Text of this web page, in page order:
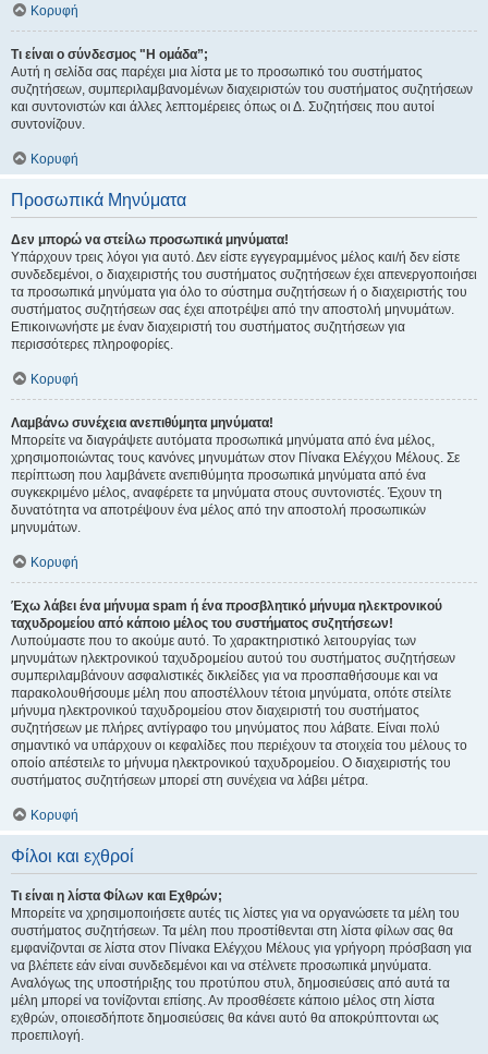
Κορυφή
Τι είναι ο σύνδεσμος "Η ομάδα”;
Αυτή η σελίδα σας παρέχει μια λίστα με το προσωπικό του συστήματος
συζητήσεων, συμπεριλαμβανομένων διαχειριστών του συστήματος συζητήσεων
και συντονιστών και άλλες λεπτομέρειες όπως οι Δ. Συζητήσεις που αυτοί
συντονίζουν.
Κορυφή
Προσωπικά Μηνύματα
Δεν μπορώ να στείλω προσωπικά μηνύματα!
Υπάρχουν τρεις λόγοι για αυτό. Δεν είστε εγγεγραμμένος μέλος και/ή δεν είστε
συνδεδεμένοι, ο διαχειριστής του συστήματος συζητήσεων έχει απενεργοποιήσει
τα προσωπικά μηνύματα για όλο το σύστημα συζητήσεων ή ο διαχειριστής του
συστήματος συζητήσεων σας έχει αποτρέψει από την αποστολή μηνυμάτων.
Επικοινωνήστε με έναν διαχειριστή του συστήματος συζητήσεων για
περισσότερες πληροφορίες.
Κορυφή
Λαμβάνω συνέχεια ανεπιθύμητα μηνύματα!
Μπορείτε να διαγράψετε αυτόματα προσωπικά μηνύματα από ένα μέλος,
χρησιμοποιώντας τους κανόνες μηνυμάτων στον Πίνακα Ελέγχου Μέλους. Σε
περίπτωση που λαμβάνετε ανεπιθύμητα προσωπικά μηνύματα από ένα
συγκεκριμένο μέλος, αναφέρετε τα μηνύματα στους συντονιστές. Έχουν τη
δυνατότητα να αποτρέψουν ένα μέλος από την αποστολή προσωπικών
μηνυμάτων.
Κορυφή
Έχω λάβει ένα μήνυμα spam ή ένα προσβλητικό μήνυμα ηλεκτρονικού
ταχυδρομείου από κάποιο μέλος του συστήματος συζητήσεων!
Λυπούμαστε που το ακούμε αυτό. Το χαρακτηριστικό λειτουργίας των
μηνυμάτων ηλεκτρονικού ταχυδρομείου αυτού του συστήματος συζητήσεων
συμπεριλαμβάνουν ασφαλιστικές δικλείδες για να προσπαθήσουμε και να
παρακολουθήσουμε μέλη που αποστέλλουν τέτοια μηνύματα, οπότε στείλτε
μήνυμα ηλεκτρονικού ταχυδρομείου στον διαχειριστή του συστήματος
συζητήσεων με πλήρες αντίγραφο του μηνύματος που λάβατε. Είναι πολύ
σημαντικό να υπάρχουν οι κεφαλίδες που περιέχουν τα στοιχεία του μέλους το
οποίο απέστειλε το μήνυμα ηλεκτρονικού ταχυδρομείου. Ο διαχειριστής του
συστήματος συζητήσεων μπορεί στη συνέχεια να λάβει μέτρα.
Κορυφή
Φίλοι και εχθροί
Τι είναι η λίστα Φίλων και Εχθρών;
Μπορείτε να χρησιμοποιήσετε αυτές τις λίστες για να οργανώσετε τα μέλη του
συστήματος συζητήσεων. Τα μέλη που προστίθενται στη λίστα φίλων σας θα
εμφανίζονται σε λίστα στον Πίνακα Ελέγχου Μέλους για γρήγορη πρόσβαση για
να βλέπετε εάν είναι συνδεδεμένοι και να στέλνετε προσωπικά μηνύματα.
Αναλόγως της υποστήριξης του προτύπου στυλ, δημοσιεύσεις από αυτά τα
μέλη μπορεί να τονίζονται επίσης. Αν προσθέσετε κάποιο μέλος στη λίστα
εχθρών, οποιεσδήποτε δημοσιεύσεις θα κάνει αυτό θα αποκρύπτονται ως
προεπιλογή.